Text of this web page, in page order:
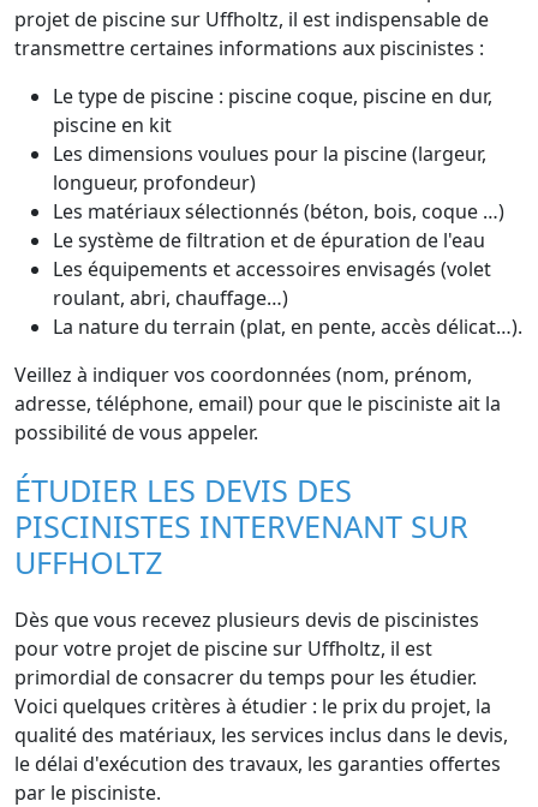
projet de piscine sur Uffholtz, il est indispensable de
transmettre certaines informations aux piscinistes :
Le type de piscine : piscine coque, piscine en dur,
piscine en kit
Les dimensions voulues pour la piscine (largeur,
longueur, profondeur)
Les matériaux sélectionnés (béton, bois, coque …)
Le système de filtration et de épuration de l'eau
Les équipements et accessoires envisagés (volet
roulant, abri, chauffage…)
La nature du terrain (plat, en pente, accès délicat…).
Veillez à indiquer vos coordonnées (nom, prénom,
adresse, téléphone, email) pour que le pisciniste ait la
possibilité de vous appeler.
ÉTUDIER LES DEVIS DES
PISCINISTES INTERVENANT SUR
UFFHOLTZ
Dès que vous recevez plusieurs devis de piscinistes
pour votre projet de piscine sur Uffholtz, il est
primordial de consacrer du temps pour les étudier.
Voici quelques critères à étudier : le prix du projet, la
qualité des matériaux, les services inclus dans le devis,
le délai d'exécution des travaux, les garanties offertes
par le pisciniste.